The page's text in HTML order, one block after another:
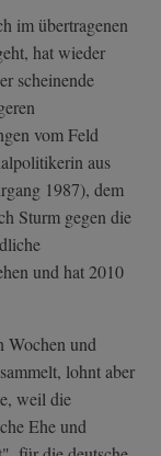
im übertragenen
hat wieder
scheinende
vom Feld
aus
1987), dem
Sturm gegen die
und hat 2010
Wochen und
lohnt aber
weil die
Ehe und